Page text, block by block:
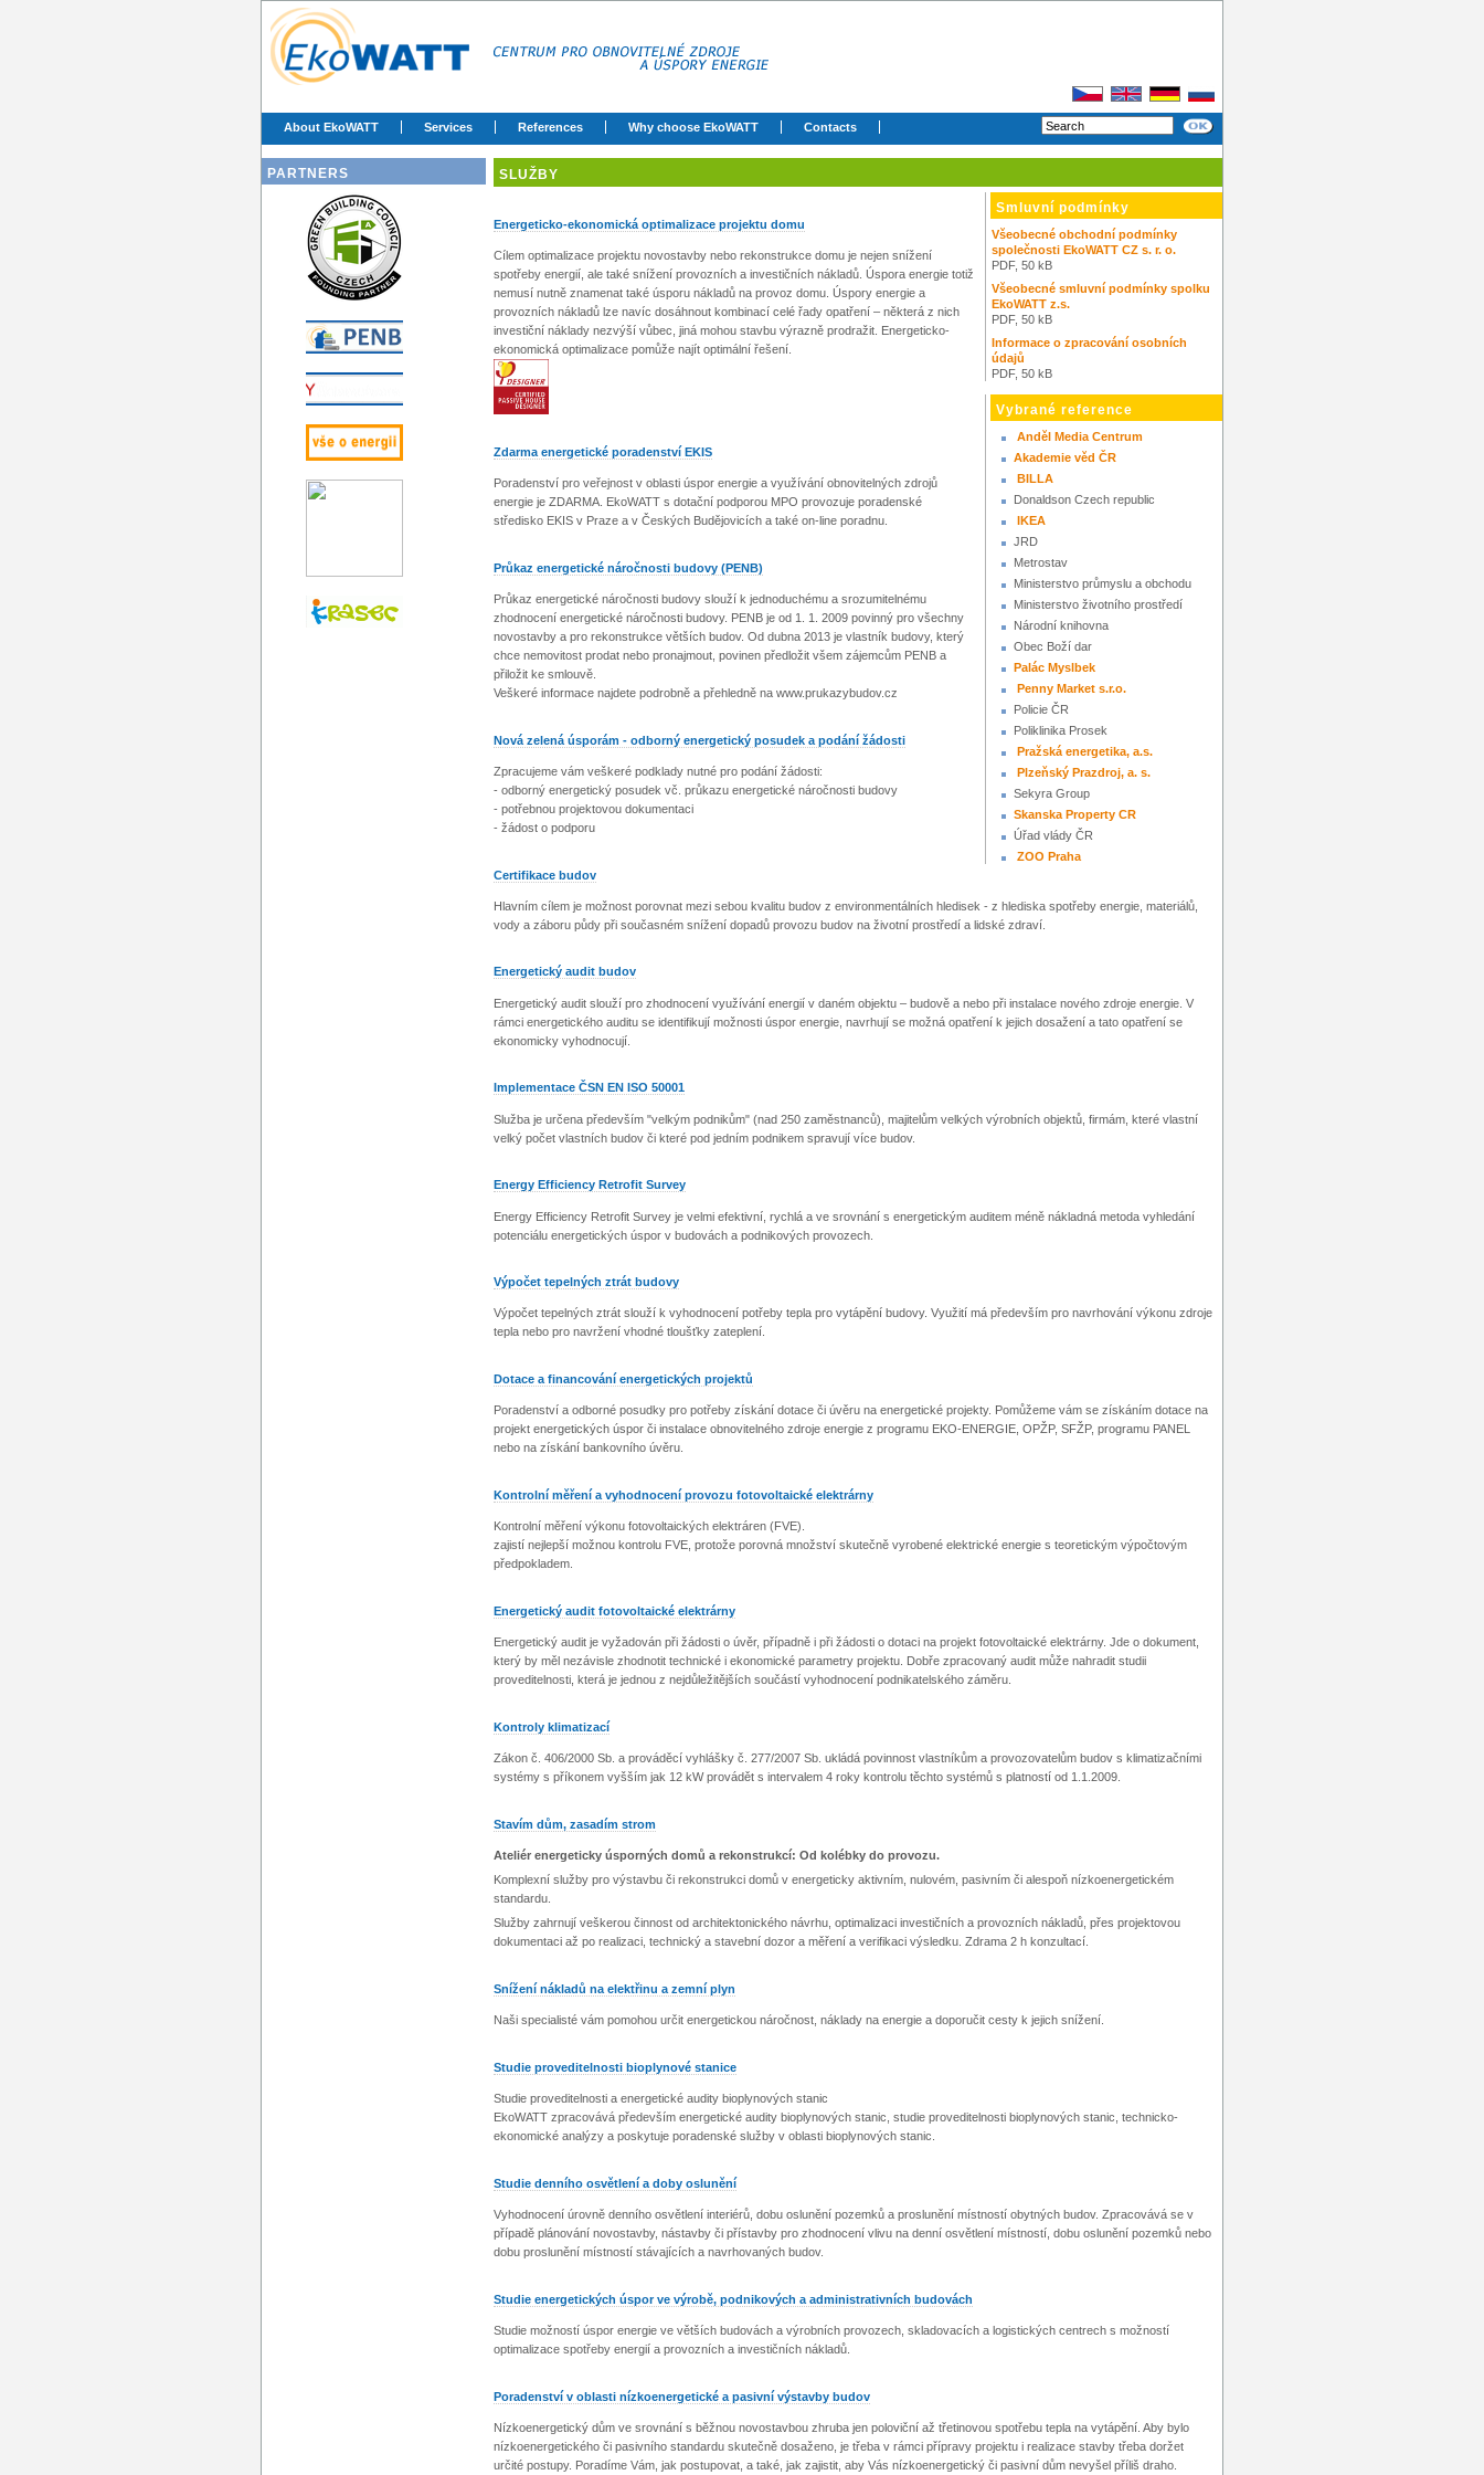
About EkoWATT Services References Why choose EkoWATT Contacts
PARTNERS SLUŽBY
Smluvní podmínky
Všeobecné obchodní podmínky
společnosti EkoWATT CZ s. r. o.
PDF, 50 kB
Všeobecné smluvní podmínky spolku
EkoWATT z.s.
PDF, 50 kB
Informace o zpracování osobních
údajů
PDF, 50 kB
Vybrané reference
Anděl Media Centrum
Akademie věd ČR
BILLA
Donaldson Czech republic
IKEA
JRD
Metrostav
Ministerstvo průmyslu a obchodu
Ministerstvo životního prostředí
Národní knihovna
Obec Boží dar
Palác Myslbek
Penny Market s.r.o.
Policie ČR
Poliklinika Prosek
Pražská energetika, a.s.
Plzeňský Prazdroj, a. s.
Sekyra Group
Skanska Property CR
Úřad vlády ČR
ZOO Praha
Energeticko-ekonomická optimalizace projektu domu
Cílem optimalizace projektu novostavby nebo rekonstrukce domu je nejen snížení
spotřeby energií, ale také snížení provozních a investičních nákladů. Úspora energie totiž
nemusí nutně znamenat také úsporu nákladů na provoz domu. Úspory energie a
provozních nákladů lze navíc dosáhnout kombinací celé řady opatření – některá z nich
investiční náklady nezvýší vůbec, jiná mohou stavbu výrazně prodražit. Energeticko-
ekonomická optimalizace pomůže najít optimální řešení.
Zdarma energetické poradenství EKIS
Poradenství pro veřejnost v oblasti úspor energie a využívání obnovitelných zdrojů
energie je ZDARMA. EkoWATT s dotační podporou MPO provozuje poradenské
středisko EKIS v Praze a v Českých Budějovicích a také on-line poradnu.
Průkaz energetické náročnosti budovy (PENB)
Průkaz energetické náročnosti budovy slouží k jednoduchému a srozumitelnému
zhodnocení energetické náročnosti budovy. PENB je od 1. 1. 2009 povinný pro všechny
novostavby a pro rekonstrukce větších budov. Od dubna 2013 je vlastník budovy, který
chce nemovitost prodat nebo pronajmout, povinen předložit všem zájemcům PENB a
přiložit ke smlouvě.
Veškeré informace najdete podrobně a přehledně na www.prukazybudov.cz
Nová zelená úsporám - odborný energetický posudek a podání žádosti
Zpracujeme vám veškeré podklady nutné pro podání žádosti:
- odborný energetický posudek vč. průkazu energetické náročnosti budovy
- potřebnou projektovou dokumentaci
- žádost o podporu
Certifikace budov
Hlavním cílem je možnost porovnat mezi sebou kvalitu budov z environmentálních hledisek - z hlediska spotřeby energie, materiálů,
vody a záboru půdy při současném snížení dopadů provozu budov na životní prostředí a lidské zdraví.
Energetický audit budov
Energetický audit slouží pro zhodnocení využívání energií v daném objektu – budově a nebo při instalace nového zdroje energie. V
rámci energetického auditu se identifikují možnosti úspor energie, navrhují se možná opatření k jejich dosažení a tato opatření se
ekonomicky vyhodnocují.
Implementace ČSN EN ISO 50001
Služba je určena především "velkým podnikům" (nad 250 zaměstnanců), majitelům velkých výrobních objektů, firmám, které vlastní
velký počet vlastních budov či které pod jedním podnikem spravují více budov.
Energy Efficiency Retrofit Survey
Energy Efficiency Retrofit Survey je velmi efektivní, rychlá a ve srovnání s energetickým auditem méně nákladná metoda vyhledání
potenciálu energetických úspor v budovách a podnikových provozech.
Výpočet tepelných ztrát budovy
Výpočet tepelných ztrát slouží k vyhodnocení potřeby tepla pro vytápění budovy. Využití má především pro navrhování výkonu zdroje
tepla nebo pro navržení vhodné tloušťky zateplení.
Dotace a financování energetických projektů
Poradenství a odborné posudky pro potřeby získání dotace či úvěru na energetické projekty. Pomůžeme vám se získáním dotace na
projekt energetických úspor či instalace obnovitelného zdroje energie z programu EKO-ENERGIE, OPŽP, SFŽP, programu PANEL
nebo na získání bankovního úvěru.
Kontrolní měření a vyhodnocení provozu fotovoltaické elektrárny
Kontrolní měření výkonu fotovoltaických elektráren (FVE).
zajistí nejlepší možnou kontrolu FVE, protože porovná množství skutečně vyrobené elektrické energie s teoretickým výpočtovým
předpokladem.
Energetický audit fotovoltaické elektrárny
Energetický audit je vyžadován při žádosti o úvěr, případně i při žádosti o dotaci na projekt fotovoltaické elektrárny. Jde o dokument,
který by měl nezávisle zhodnotit technické i ekonomické parametry projektu. Dobře zpracovaný audit může nahradit studii
proveditelnosti, která je jednou z nejdůležitějších součástí vyhodnocení podnikatelského záměru.
Kontroly klimatizací
Zákon č. 406/2000 Sb. a prováděcí vyhlášky č. 277/2007 Sb. ukládá povinnost vlastníkům a provozovatelům budov s klimatizačními
systémy s příkonem vyšším jak 12 kW provádět s intervalem 4 roky kontrolu těchto systémů s platností od 1.1.2009.
Stavím dům, zasadím strom
Ateliér energeticky úsporných domů a rekonstrukcí: Od kolébky do provozu.
Komplexní služby pro výstavbu či rekonstrukci domů v energeticky aktivním, nulovém, pasivním či alespoň nízkoenergetickém
standardu.
Služby zahrnují veškerou činnost od architektonického návrhu, optimalizaci investičních a provozních nákladů, přes projektovou
dokumentaci až po realizaci, technický a stavební dozor a měření a verifikaci výsledku. Zdrama 2 h konzultací.
Snížení nákladů na elektřinu a zemní plyn
Naši specialisté vám pomohou určit energetickou náročnost, náklady na energie a doporučit cesty k jejich snížení.
Studie proveditelnosti bioplynové stanice
Studie proveditelnosti a energetické audity bioplynových stanic
EkoWATT zpracovává především energetické audity bioplynových stanic, studie proveditelnosti bioplynových stanic, technicko-
ekonomické analýzy a poskytuje poradenské služby v oblasti bioplynových stanic.
Studie denního osvětlení a doby oslunění
Vyhodnocení úrovně denního osvětlení interiérů, dobu oslunění pozemků a proslunění místností obytných budov. Zpracovává se v
případě plánování novostavby, nástavby či přístavby pro zhodnocení vlivu na denní osvětlení místností, dobu oslunění pozemků nebo
dobu proslunění místností stávajících a navrhovaných budov.
Studie energetických úspor ve výrobě, podnikových a administrativních budovách
Studie možností úspor energie ve větších budovách a výrobních provozech, skladovacích a logistických centrech s možností
optimalizace spotřeby energií a provozních a investičních nákladů.
Poradenství v oblasti nízkoenergetické a pasivní výstavby budov
Nízkoenergetický dům ve srovnání s běžnou novostavbou zhruba jen poloviční až třetinovou spotřebu tepla na vytápění. Aby bylo
nízkoenergetického či pasivního standardu skutečně dosaženo, je třeba v rámci přípravy projektu i realizace stavby třeba doržet
určité postupy. Poradíme Vám, jak postupovat, a také, jak zajistit, aby Vás nízkoenergetický či pasivní dům nevyšel příliš draho.